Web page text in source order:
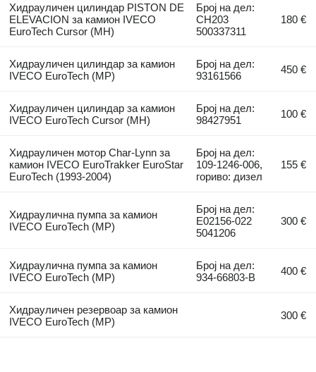
Хидрауличен цилиндар PISTON DE
ELEVACION за камион IVECO
EuroTech Cursor (MH)
Број на дел:
CH203
500337311
180 €
Хидрауличен цилиндар за камион
IVECO EuroTech (MP)
Број на дел:
93161566
450 €
Хидрауличен цилиндар за камион
IVECO EuroTech Cursor (MH)
Број на дел:
98427951
100 €
Хидрауличен мотор Char-Lynn за
камион IVECO EuroTrakker EuroStar
EuroTech (1993-2004)
Број на дел:
109-1246-006,
гориво: дизел
155 €
Хидраулична пумпа за камион
IVECO EuroTech (MP)
Број на дел:
E02156-022
5041206
300 €
Хидраулична пумпа за камион
IVECO EuroTech (MP)
Број на дел:
934-66803-B
400 €
Хидрауличен резервоар за камион
IVECO EuroTech (MP)
300 €